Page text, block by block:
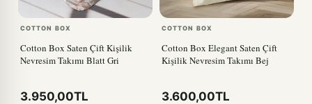
COTTON BOX
Cotton Box Saten Çift Kişilik
Nevresim Takımı Blatt Gri
3.950,00TL
COTTON BOX
Cotton Box Elegant Saten Çift
Kişilik Nevresim Takımı Bej
3.600,00TL